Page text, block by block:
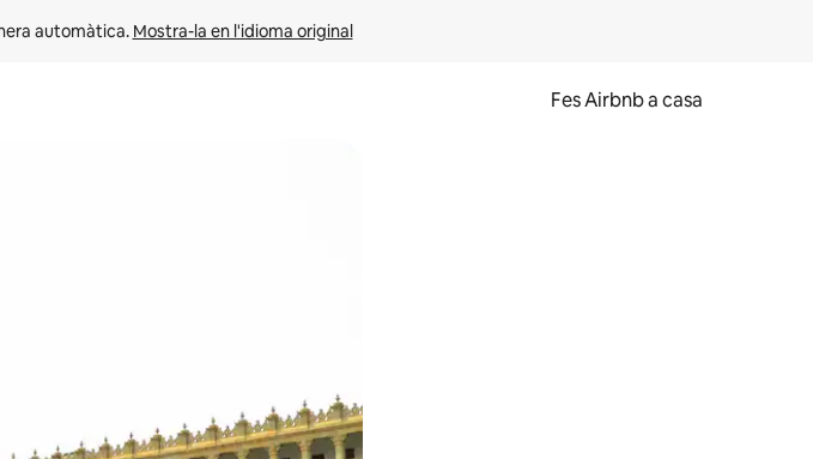
automàtica. Mostra-la en l'idioma original
Fes Airbnb a casa
fletxes (amunt i avall), o bé fent un toc a la pantalla o fent-hi lliscar el dit.